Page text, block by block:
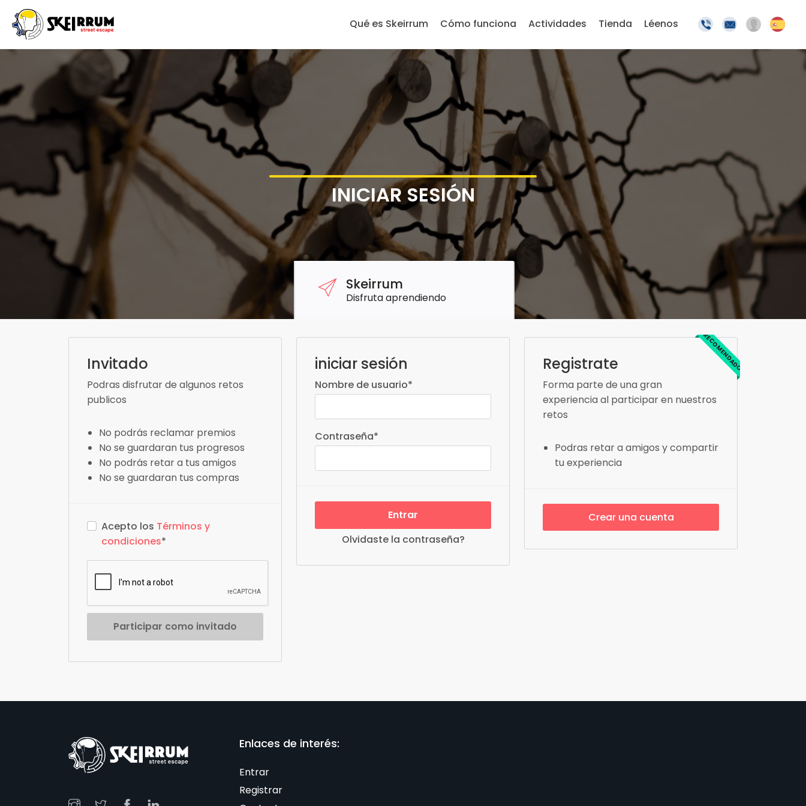
INICIAR SESIÓN
Skeirrum
Disfruta aprendiendo
Invitado
Podras disfrutar de algunos retos
publicos
No podrás reclamar premios
No se guardaran tus progresos
No podrás retar a tus amigos
No se guardaran tus compras
Acepto los Términos y
condiciones*
Participar como invitado
iniciar sesión
Nombre de usuario*
Contraseña*
Entrar
Olvidaste la contraseña?
RECOMENDADO
Registrate
Forma parte de una gran
experiencia al participar en nuestros
retos
Podras retar a amigos y compartir
tu experiencia
Crear una cuenta
Enlaces de interés:
Entrar
Registrar
Qué es Skeirrum Cómo funciona Actividades Tienda Léenos